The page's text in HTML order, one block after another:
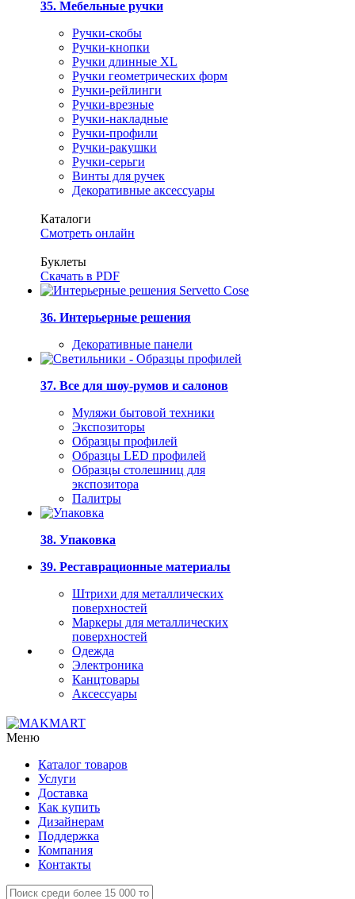
35. Мебельные ручки
Ручки-скобы
Ручки-кнопки
Ручки длинные XL
Ручки геометрических форм
Ручки-рейлинги
Ручки-врезные
Ручки-накладные
Ручки-профили
Ручки-ракушки
Ручки-серьги
Винты для ручек
Декоративные аксессуары
Каталоги
Смотреть онлайн
Буклеты
Скачать в PDF
36. Интерьерные решения
Декоративные панели
37. Все для шоу-румов и салонов
Муляжи бытовой техники
Экспозиторы
Образцы профилей
Образцы LED профилей
Образцы столешниц для
экспозитора
Палитры
38. Упаковка
39. Реставрационные материалы
Штрихи для металлических
поверхностей
Маркеры для металлических
поверхностей
Одежда
Электроника
Канцтовары
Аксессуары
Меню
Каталог товаров
Услуги
Доставка
Как купить
Дизайнерам
Поддержка
Компания
Контакты